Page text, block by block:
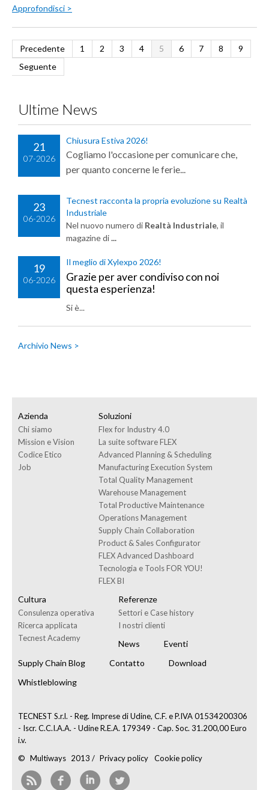
Approfondisci >
Precedente 1 2 3 4 5 6 7 8
9
Seguente
Ultime News
21
07-2026
Chiusura Estiva 2026!
Cogliamo l'occasione per comunicare che,
per quanto concerne le ferie...
23
06-2026
Tecnest racconta la propria evoluzione su Realtà
Industriale
Nel nuovo numero di Realtà Industriale, il
magazine di...
19
06-2026
Il meglio di Xylexpo 2026!
Grazie per aver condiviso con noi
questa esperienza!
Si è...
Archivio News >
Azienda
Chi siamo
Mission e Vision
Codice Etico
Job
Soluzioni
Flex for Industry 4.0
La suite software FLEX
Advanced Planning & Scheduling
Manufacturing Execution System
Total Quality Management
Warehouse Management
Total Productive Maintenance
Operations Management
Supply Chain Collaboration
Product & Sales Configurator
FLEX Advanced Dashboard
Tecnologia e Tools FOR YOU!
FLEX BI
Cultura
Consulenza operativa
Ricerca applicata
Tecnest Academy
Referenze
Settori e Case history
I nostri clienti
News
Eventi
Supply Chain Blog
Contatto
Download
Whistleblowing
TECNEST S.r.l. - Reg. Imprese di Udine, C.F. e P.IVA 01534200306
- Iscr. C.C.I.A.A. - Udine R.E.A. 179349 - Cap. Soc. 31.200,00 Euro
i.v.
© Multiways 2013 / Privacy policy Cookie policy